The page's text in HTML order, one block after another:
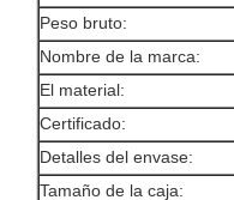
Peso bruto:
Nombre de la marca:
El material:
Certificado:
Detalles del envase:
Tamaño de la caja: